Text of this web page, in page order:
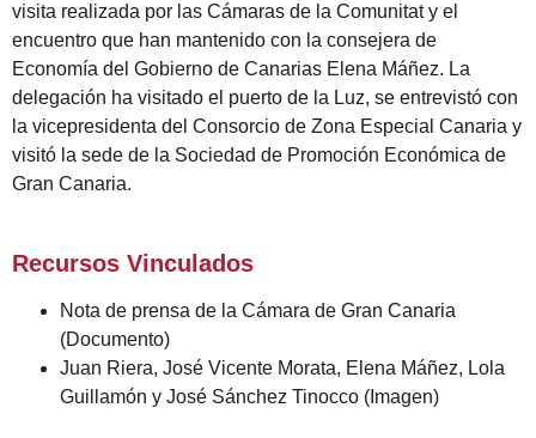
visita realizada por las Cámaras de la Comunitat y el
encuentro que han mantenido con la consejera de
Economía del Gobierno de Canarias Elena Máñez. La
delegación ha visitado el puerto de la Luz, se entrevistó con
la vicepresidenta del Consorcio de Zona Especial Canaria y
visitó la sede de la Sociedad de Promoción Económica de
Gran Canaria.
Recursos Vinculados
Nota de prensa de la Cámara de Gran Canaria
(Documento)
Juan Riera, José Vicente Morata, Elena Máñez, Lola
Guillamón y José Sánchez Tinocco (Imagen)